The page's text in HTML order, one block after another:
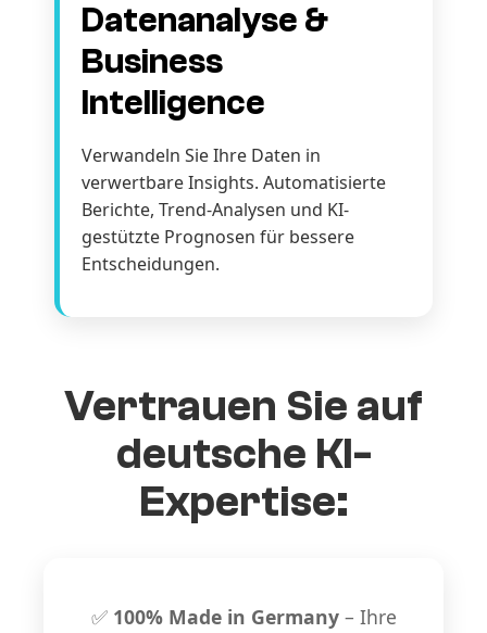
Datenanalyse &
Business
Intelligence
Verwandeln Sie Ihre Daten in
verwertbare Insights. Automatisierte
Berichte, Trend-Analysen und KI-
gestützte Prognosen für bessere
Entscheidungen.
Vertrauen Sie auf
deutsche KI-
Expertise:
✅ 100% Made in Germany– Ihre